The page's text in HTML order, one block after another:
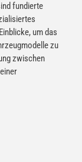
fundierte
um das
zu
zwischen